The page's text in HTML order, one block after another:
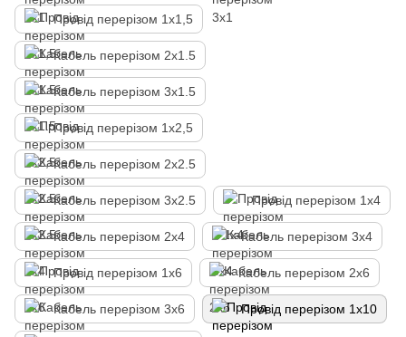
Провід перерізом 1х1,5
Кабель перерізом 2х1.5
Кабель перерізом 3х1.5
Провід перерізом 1х2,5
Кабель перерізом 2х2.5
Кабель перерізом 3х2.5 Провід перерізом 1х4
Кабель перерізом 2х4 Кабель перерізом 3х4
Провід перерізом 1х6 Кабель перерізом 2х6
Кабель перерізом 3х6 Провід перерізом 1х10